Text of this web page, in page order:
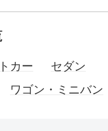
カー
セダン
ワゴン・ミニバン